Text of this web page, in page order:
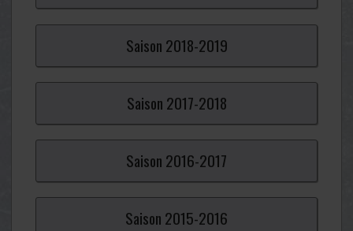
Saison 2018-2019
Saison 2017-2018
Saison 2016-2017
Saison 2015-2016